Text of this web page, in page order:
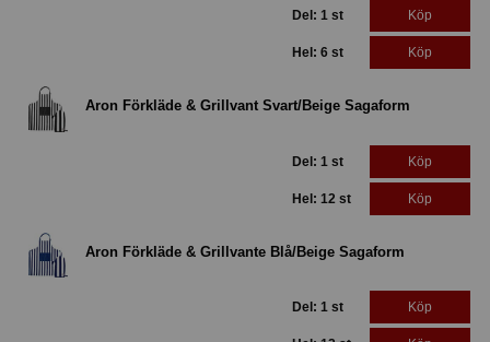
Del: 1 st Köp
Hel: 6 st Köp
Aron Förkläde & Grillvant Svart/Beige Sagaform
Del: 1 st Köp
Hel: 12 st Köp
Aron Förkläde & Grillvante Blå/Beige Sagaform
Del: 1 st Köp